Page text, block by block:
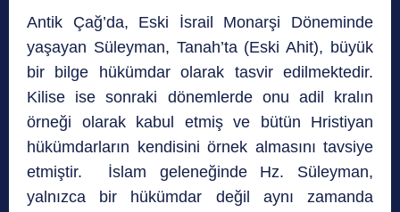
Antik Çağ’da, Eski İsrail Monarşi Döneminde
yaşayan Süleyman, Tanah’ta (Eski Ahit), büyük
bir bilge hükümdar olarak tasvir edilmektedir.
Kilise ise sonraki dönemlerde onu adil kralın
örneği olarak kabul etmiş ve bütün Hristiyan
hükümdarların kendisini örnek almasını tavsiye
etmiştir. İslam geleneğinde Hz. Süleyman,
yalnızca bir hükümdar değil aynı zamanda